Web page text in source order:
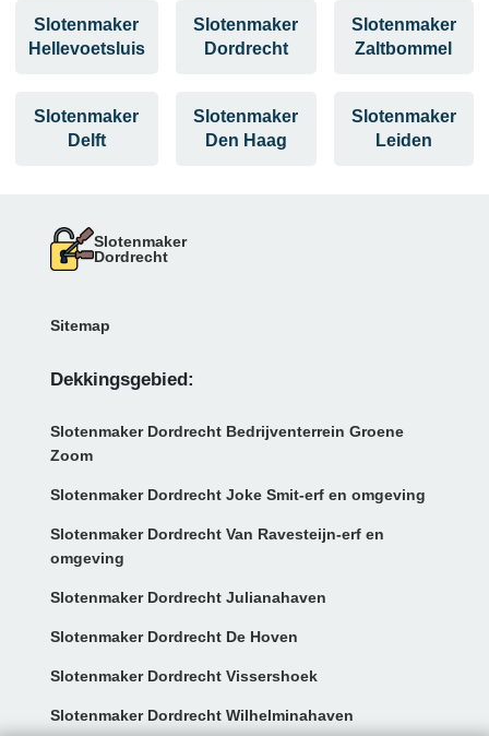
Slotenmaker
Hellevoetsluis
Slotenmaker
Dordrecht
Slotenmaker
Zaltbommel
Slotenmaker
Delft
Slotenmaker
Den Haag
Slotenmaker
Leiden
Slotenmaker
Dordrecht
Sitemap
Dekkingsgebied:
Slotenmaker Dordrecht Bedrijventerrein Groene
Zoom
Slotenmaker Dordrecht Joke Smit-erf en omgeving
Slotenmaker Dordrecht Van Ravesteijn-erf en
omgeving
Slotenmaker Dordrecht Julianahaven
Slotenmaker Dordrecht De Hoven
Slotenmaker Dordrecht Vissershoek
Slotenmaker Dordrecht Wilhelminahaven